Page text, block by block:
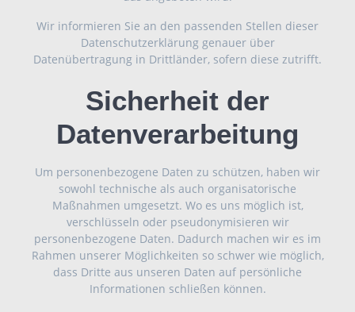
Wir informieren Sie an den passenden Stellen dieser
Datenschutzerklärung genauer über
Datenübertragung in Drittländer, sofern diese zutrifft.
Sicherheit der
Datenverarbeitung
Um personenbezogene Daten zu schützen, haben wir
sowohl technische als auch organisatorische
Maßnahmen umgesetzt. Wo es uns möglich ist,
verschlüsseln oder pseudonymisieren wir
personenbezogene Daten. Dadurch machen wir es im
Rahmen unserer Möglichkeiten so schwer wie möglich,
dass Dritte aus unseren Daten auf persönliche
Informationen schließen können.